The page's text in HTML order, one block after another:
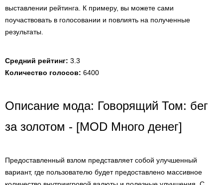
выставлении рейтинга. К примеру, вы можете сами
поучаствовать в голосовании и повлиять на полученные
результаты.
Средний рейтинг: 3.3
Количество голосов: 6400
Описание мода: Говорящий Том: бег
за золотом - [MOD Много денег]
Предоставленный взлом представляет собой улучшенный
вариант, где пользователю будет предоставлено массивное